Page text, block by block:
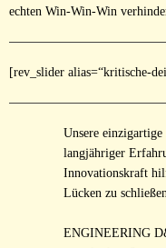
echten Win-Win-Win
[rev_slider alias=“kritische-
Unsere
langjähriger
Innovationskraft
Lücken zu
ENGINEERING